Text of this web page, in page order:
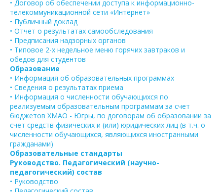
• Договор об обеспечении доступа к информационно-
телекоммуникационной сети «Интернет»
• Публичный доклад
• Отчет о результатах самообследования
• Предписания надзорных органов
• Типовое 2-х недельное меню горячих завтраков и
обедов для студентов
Образование
• Информация об образовательных программах
• Сведения о результатах приема
• Информация о численности обучающихся по
реализуемым образовательным программам за счет
бюджетов ХМАО - Югры, по договорам об образовании за
счет средств физических и (или) юридических лиц (в т.ч. о
численности обучающихся, являющихся иностранными
гражданами)
Образовательные стандарты
Руководство. Педагогический (научно-
педагогический) состав
• Руководство